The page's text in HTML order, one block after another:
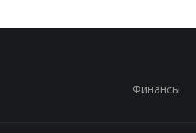
Финансы